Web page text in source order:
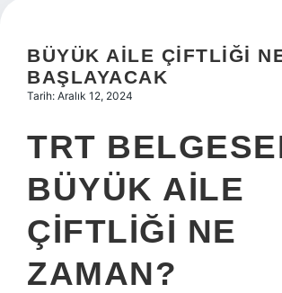
Hakkımızda
BÜYÜK AILE ÇIFTLIĞI
BAŞLAYACAK
Tarih: Aralık 12, 2024
TRT
BÜYÜK AILE
ÇIFTLIĞI NE
ZAMAN?